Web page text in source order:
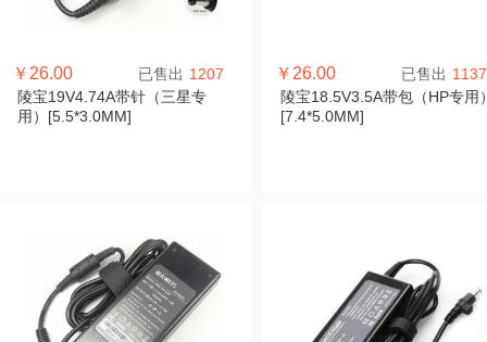
￥26.00 已售出 1207
陵宝19V4.74A带针（三星专
用）[5.5*3.0MM]
￥26.00 已售出 1137
陵宝18.5V3.5A带包（HP专用
[7.4*5.0MM]